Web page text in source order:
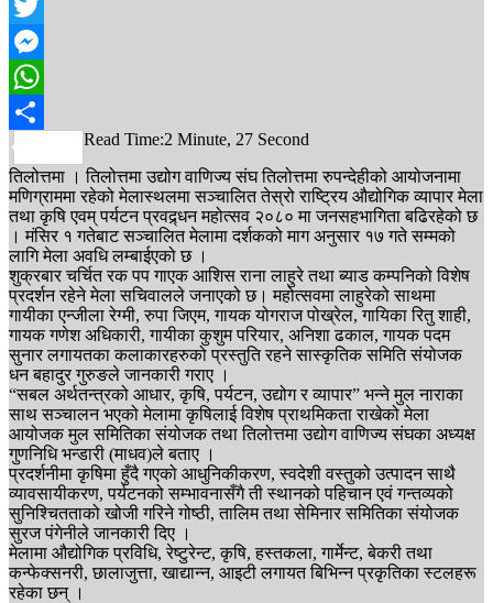
Facebook
Twitter
Messenger
WhatsApp
Share
Read Time:2 Minute, 27 Second
तिलोत्तमा । तिलोत्तमा उद्योग वाणिज्य संघ तिलोत्तमा रुपन्देहीको आयोजनामा
मणिग्राममा रहेको मेलास्थलमा सञ्चालित तेस्रो राष्ट्रिय औद्योगिक व्यापार मेला
तथा कृषि एवम् पर्यटन प्रवद्र्धन महोत्सव २०८० मा जनसहभागिता बढिरहेको छ
। मंसिर १ गतेबाट सञ्चालित मेलामा दर्शकको माग अनुसार १७ गते सम्मको
लागि मेला अवधि लम्बाईएको छ ।
शुक्रबार चर्चित रक पप गाएक आशिस राना लाहुरे तथा ब्याड कम्पनिको विशेष
प्रदर्शन रहेने मेला सचिवालले जनाएको छ। महोत्सवमा लाहुरेको साथमा
गायीका एन्जीला रेग्मी, रुपा जिएम, गायक योगराज पोख्रेल, गायिका रितु शाही,
गायक गणेश अधिकारी, गायीका कुशुम परियार, अनिशा ढकाल, गायक पदम
सुनार लगायतका कलाकारहरुको प्रस्तुति रहने सास्कृतिक समिति संयोजक
धन बहादुर गुरुङले जानकारी गराए ।
“सबल अर्थतन्त्रको आधार, कृषि, पर्यटन, उद्योग र व्यापार” भन्ने मुल नाराका
साथ सञ्चालन भएको मेलामा कृषिलाई विशेष प्राथमिकता राखेको मेला
आयोजक मुल समितिका संयोजक तथा तिलोत्तमा उद्योग वाणिज्य संघका अध्यक्ष
गुणनिधि भन्डारी (माधव)ले बताए ।
प्रदर्शनीमा कृषिमा हुँदै गएको आधुनिकीकरण, स्वदेशी वस्तुको उत्पादन साथै
व्यावसायीकरण, पर्यटनको सम्भावनासँगै ती स्थानको पहिचान एवं गन्तव्यको
सुनिश्चितताको खोजी गरिने गोष्ठी, तालिम तथा सेमिनार समितिका संयोजक
सुरज पंगेनीले जानकारी दिए ।
मेलामा औद्योगिक प्रविधि, रेष्टुरेन्ट, कृषि, हस्तकला, गार्मेन्ट, बेकरी तथा
कन्फेक्सनरी, छालाजुत्ता, खाद्यान्न, आइटी लगायत बिभिन्न प्रकृतिका स्टलहरू
रहेका छन् ।